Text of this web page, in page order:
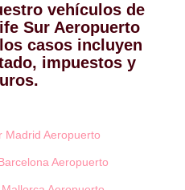
vehículos de
Sur Aeropuerto
casos incluyen
impuestos y
Madrid Aeropuerto
Aeropuerto